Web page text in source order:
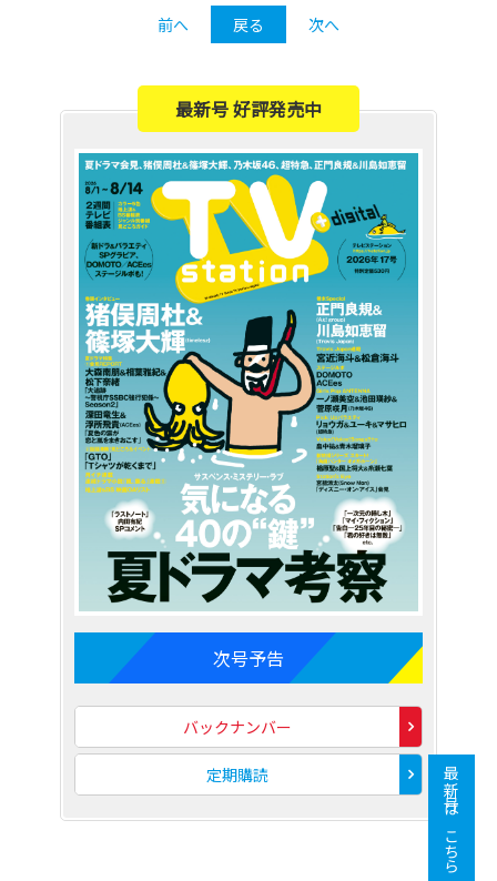
前へ 戻る 次へ
最新号 好評発売中
次号予告
バックナンバー
定期購読 最新号はこちら